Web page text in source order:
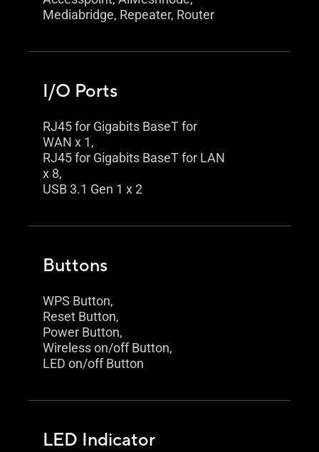
Mediabridge, Repeater, Router
I/O Ports
RJ45 for Gigabits BaseT for
WAN x 1,
RJ45 for Gigabits BaseT for LAN
x 8,
USB 3.1 Gen 1 x 2
Buttons
WPS Button,
Reset Button,
Power Button,
Wireless on/off Button,
LED on/off Button
LED Indicator